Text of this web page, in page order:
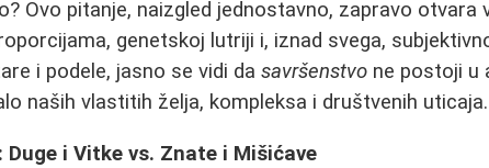
Ovo pitanje, naizgled jednostavno, zapravo otvara
genetskoj lutriji i, iznad svega,
i podele, jasno se vidi dasavršenstvo ne postoji u
naših vlastitih želja, kompleksa i društvenih uticaja.
Duge i Vitke vs. Znate i Mišićave